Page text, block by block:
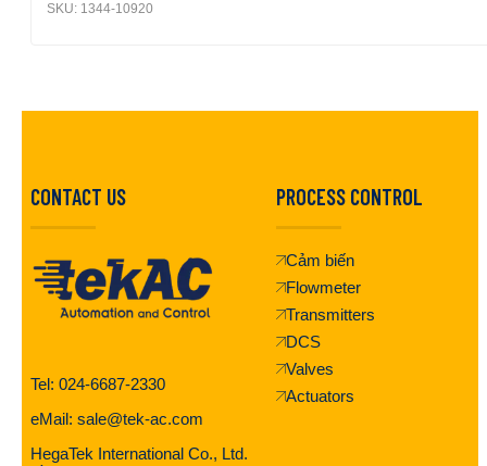
SKU: 1344-10920
CONTACT US
Tel: 024-6687-2330
eMail: sale@tek-ac.com
HegaTek International Co., Ltd.
PROCESS CONTROL
Cảm biến
Flowmeter
Transmitters
DCS
Valves
Actuators